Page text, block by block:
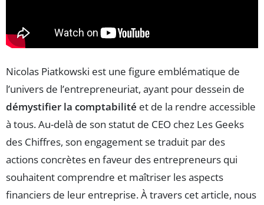
Nicolas Piatkowski est une figure emblématique de
l’univers de l’entrepreneuriat, ayant pour dessein de
démystifier la comptabilité et de la rendre accessible
à tous. Au-delà de son statut de CEO chez Les Geeks
des Chiffres, son engagement se traduit par des
actions concrètes en faveur des entrepreneurs qui
souhaitent comprendre et maîtriser les aspects
financiers de leur entreprise. À travers cet article, nous